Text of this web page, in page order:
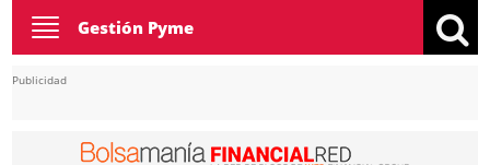
Toggle
navigation
Gestión Pyme
Publicidad